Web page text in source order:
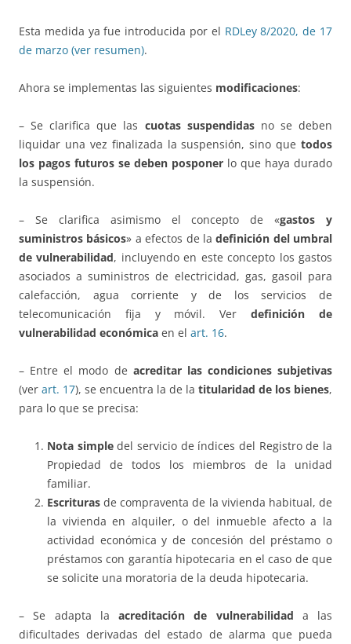
Esta medida ya fue introducida por el RDLey 8/2020, de 17
de marzo (ver resumen).
Ahora se implementas las siguientes modificaciones:
– Se clarifica que las cuotas suspendidasno se deben
liquidar una vez finalizada la suspensión, sino que todos
los pagos futuros se deben posponer lo que haya durado
la suspensión.
– Se clarifica asimismo el concepto de «gastos y
suministros básicos» a efectos de ladefinición del umbral
de vulnerabilidad, incluyendo en este concepto los gastos
asociados a suministros de electricidad, gas, gasoil para
calefacción, agua corriente y de los servicios de
telecomunicación fija y móvil. Verdefinición de
vulnerabilidad económica en el art. 16.
– Entre el modo de acreditar las condiciones subjetivas
(ver art. 17), se encuentra la de la titularidad de los bienes,
para lo que se precisa:
Nota simpledel servicio de índices del Registro de la
Propiedad de todos los miembros de la unidad
familiar.
Escriturasde compraventa de la vivienda habitual, de
la vivienda en alquiler, o del inmueble afecto a la
actividad económica y de concesión del préstamo o
préstamos con garantía hipotecaria en el caso de que
se solicite una moratoria de la deuda hipotecaria.
– Se adapta la acreditación de vulnerabilidad a las
dificultades derivadas del estado de alarma que pueda